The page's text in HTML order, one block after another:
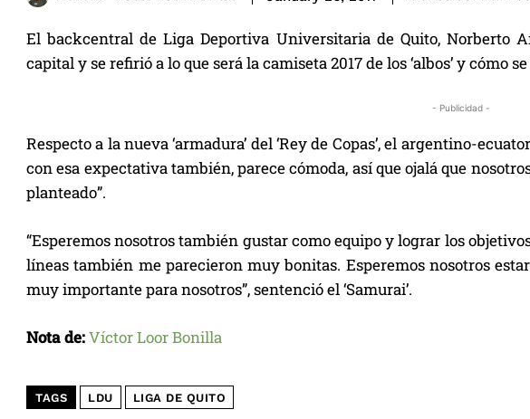
El backcentral de Liga Deportiva Universitaria de Quito, Norberto
capital y se refirió a lo que será la camiseta 2017 de los ‘albos’ y cómo
- Publicidad -
Respecto a la nueva ‘armadura’ del ‘Rey de Copas’, el argentino-
con esa expectativa también, parece cómoda, así que ojalá que
planteado”.
“Esperemos nosotros también gustar como equipo y lograr los
líneas también me parecieron muy bonitas. Esperemos nosotros
muy importante para nosotros”, sentenció el ‘Samurai’.
Nota de:Víctor Loor Bonilla
TAGS LDU LIGA DE QUITO